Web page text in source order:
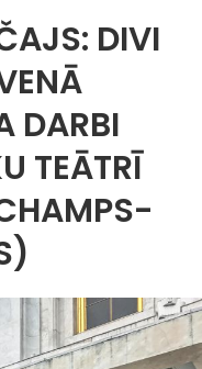
DIVI
DARBI
TEĀTRĪ